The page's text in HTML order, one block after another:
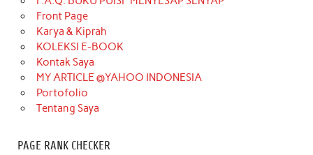
Front Page
Karya & Kiprah
KOLEKSI E-BOOK
Kontak Saya
MY ARTICLE @YAHOO INDONESIA
Portofolio
Tentang Saya
PAGE RANK CHECKER